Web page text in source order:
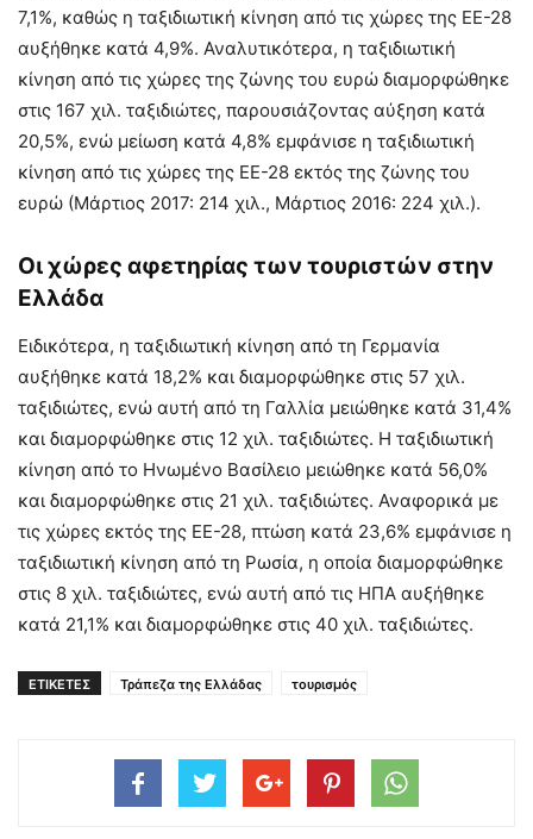
7,1%, καθώς η ταξιδιωτική κίνηση από τις χώρες της ΕΕ-28
αυξήθηκε κατά 4,9%. Αναλυτικότερα, η ταξιδιωτική
κίνηση από τις χώρες της ζώνης του ευρώ διαμορφώθηκε
στις 167 χιλ. ταξιδιώτες, παρουσιάζοντας αύξηση κατά
20,5%, ενώ μείωση κατά 4,8% εμφάνισε η ταξιδιωτική
κίνηση από τις χώρες της ΕΕ-28 εκτός της ζώνης του
ευρώ (Μάρτιος 2017: 214 χιλ., Μάρτιος 2016: 224 χιλ.).
Οι χώρες αφετηρίας των τουριστών στην
Ελλάδα
Ειδικότερα, η ταξιδιωτική κίνηση από τη Γερμανία
αυξήθηκε κατά 18,2% και διαμορφώθηκε στις 57 χιλ.
ταξιδιώτες, ενώ αυτή από τη Γαλλία μειώθηκε κατά 31,4%
και διαμορφώθηκε στις 12 χιλ. ταξιδιώτες. Η ταξιδιωτική
κίνηση από το Ηνωμένο Βασίλειο μειώθηκε κατά 56,0%
και διαμορφώθηκε στις 21 χιλ. ταξιδιώτες. Αναφορικά με
τις χώρες εκτός της ΕΕ-28, πτώση κατά 23,6% εμφάνισε η
ταξιδιωτική κίνηση από τη Ρωσία, η οποία διαμορφώθηκε
στις 8 χιλ. ταξιδιώτες, ενώ αυτή από τις ΗΠΑ αυξήθηκε
κατά 21,1% και διαμορφώθηκε στις 40 χιλ. ταξιδιώτες.
ΕΤΙΚΕΤΕΣ Τράπεζα της Ελλάδας τουρισμός